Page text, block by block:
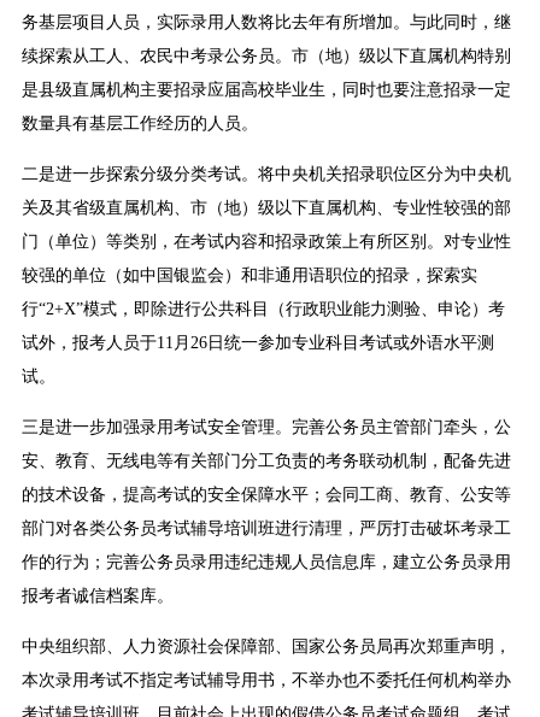
务基层项目人员，实际录用人数将比去年有所增加。与此同时，继
续探索从工人、农民中考录公务员。市（地）级以下直属机构特别
是县级直属机构主要招录应届高校毕业生，同时也要注意招录一定
数量具有基层工作经历的人员。
二是进一步探索分级分类考试。将中央机关招录职位区分为中央机
关及其省级直属机构、市（地）级以下直属机构、专业性较强的部
门（单位）等类别，在考试内容和招录政策上有所区别。对专业性
较强的单位（如中国银监会）和非通用语职位的招录，探索实
行“2+X”模式，即除进行公共科目（行政职业能力测验、申论）考
试外，报考人员于11月26日统一参加专业科目考试或外语水平测
试。
三是进一步加强录用考试安全管理。完善公务员主管部门牵头，公
安、教育、无线电等有关部门分工负责的考务联动机制，配备先进
的技术设备，提高考试的安全保障水平；会同工商、教育、公安等
部门对各类公务员考试辅导培训班进行清理，严厉打击破坏考录工
作的行为；完善公务员录用违纪违规人员信息库，建立公务员录用
报考者诚信档案库。
中央组织部、人力资源社会保障部、国家公务员局再次郑重声明，
本次录用考试不指定考试辅导用书，不举办也不委托任何机构举办